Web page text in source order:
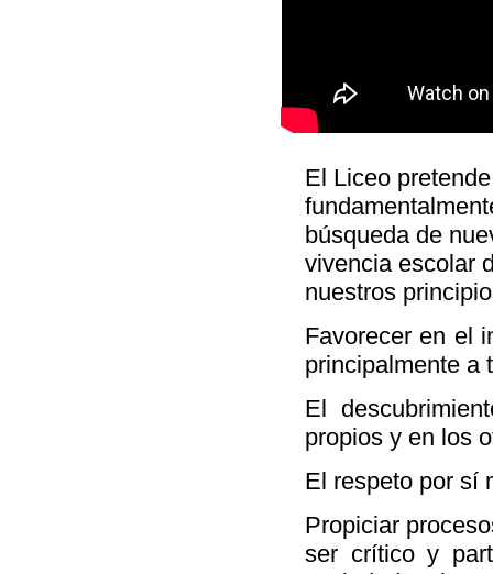
El Liceo
búsqueda de
vivencia escolar
nuestros
Favorecer en el
principalmente a
El
propios y en los
El respeto por sí
Propiciar
ser crítico y